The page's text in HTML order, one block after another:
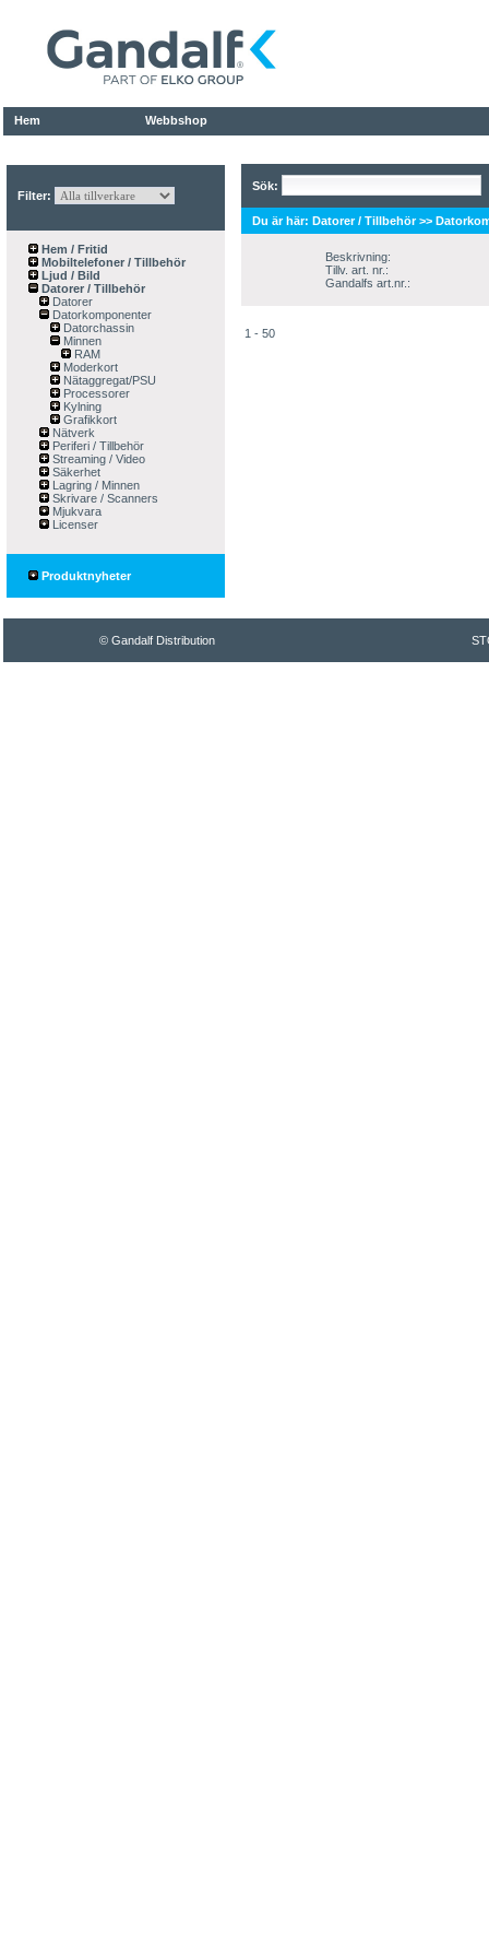
Hem Webbshop
Filter:
Hem / Fritid
Mobiltelefoner / Tillbehör
Ljud / Bild
Datorer / Tillbehör
Datorer
Datorkomponenter
Datorchassin
Minnen
RAM
Moderkort
Nätaggregat/PSU
Processorer
Kylning
Grafikkort
Nätverk
Periferi / Tillbehör
Streaming / Video
Säkerhet
Lagring / Minnen
Skrivare / Scanners
Mjukvara
Licenser
Produktnyheter
Sök:
Du är här: Datorer / Tillbehör>>
Beskrivning:
Tillv. art. nr.:
Gandalfs art.nr.:
1 - 50
© Gandalf Distribution